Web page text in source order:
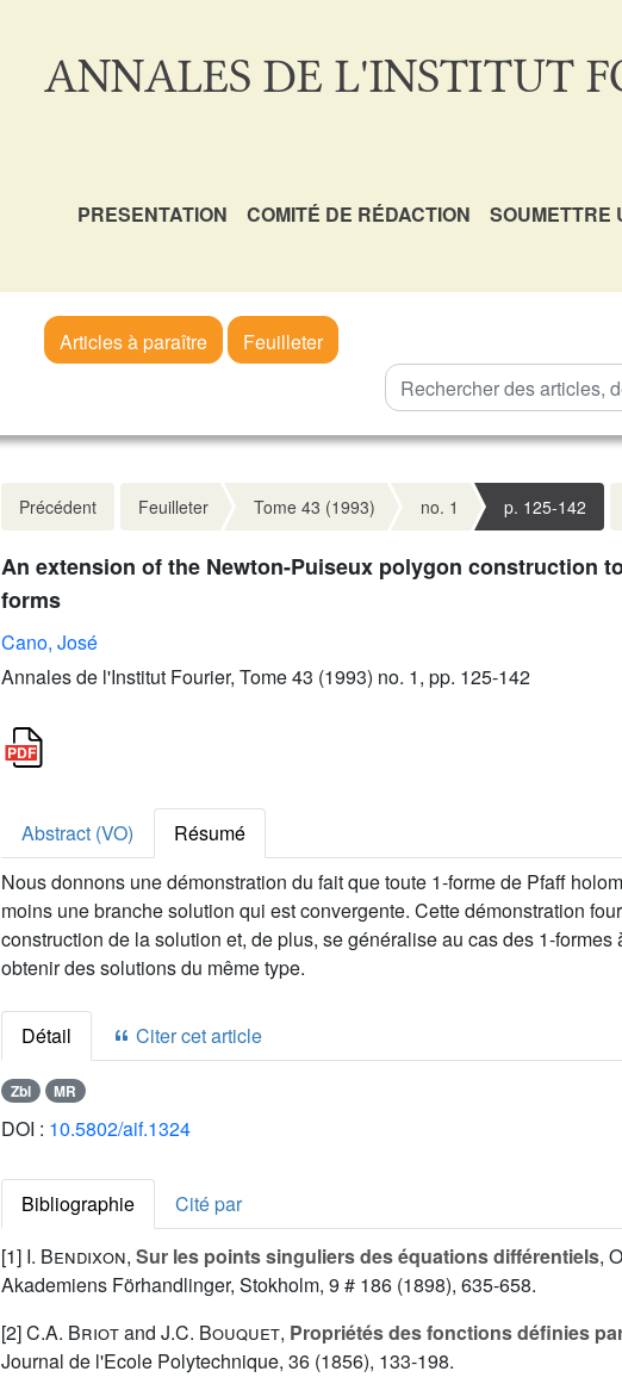
ANNALES DE L'INSTITUT
PRESENTATION COMITÉ DE RÉDACTION SOUMETTRE
Articles à paraître
Feuilleter
Précédent Feuilleter Tome 43 (1993) no. 1 p. 125-142
An extension of the Newton-Puiseux polygon construction
forms
Cano, José
Annales de l'Institut Fourier, Tome 43 (1993) no. 1, pp. 125-142
Abstract (VO)
Résumé
Nous donnons une démonstration du fait que toute 1-forme de Pfaff
moins une branche solution qui est convergente. Cette démonstration
construction de la solution et, de plus, se généralise au cas des 1-
obtenir des solutions du même type.
Détail Citer cet article
Zbl MR
DOI : 10.5802/aif.1324
Bibliographie
Cité par
[1] I. Bendixon, Sur les points singuliers des équations différentiels,
Akademiens Förhandlinger, Stokholm, 9 # 186 (1898), 635-658.
[2]C.A. Briotand J.C. Bouquet, Propriétés des fonctions définies
Journal de l'Ecole Polytechnique, 36 (1856), 133-198.